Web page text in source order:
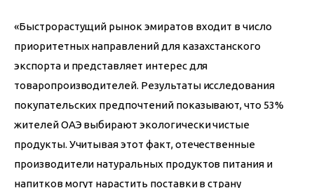
«Быстрорастущий рынок эмиратов входит в число
приоритетных направлений для казахстанского
экспорта и представляет интерес для
товаропроизводителей. Результаты исследования
покупательских предпочтений показывают, что 53%
жителей ОАЭ выбирают экологически чистые
продукты. Учитывая этот факт, отечественные
производители натуральных продуктов питания и
напитков могут нарастить поставки в страну